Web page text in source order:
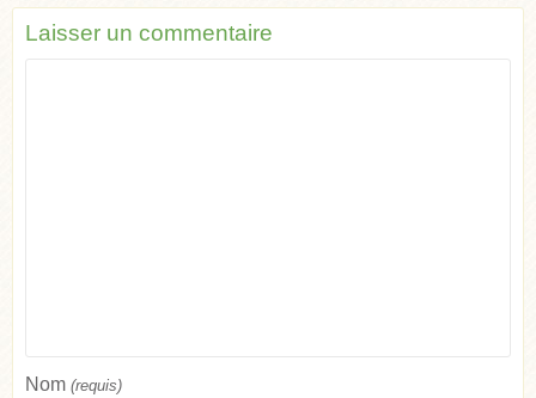
Laisser un commentaire
Nom (requis)